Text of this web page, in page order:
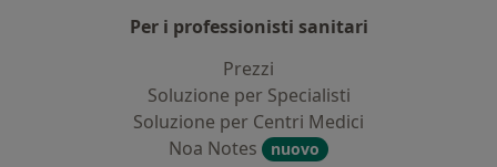
Per i professionisti sanitari
Prezzi
Soluzione per Specialisti
Soluzione per Centri Medici
Noa Notes
nuovo